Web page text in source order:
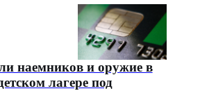
наемников и оружие в
лагере под